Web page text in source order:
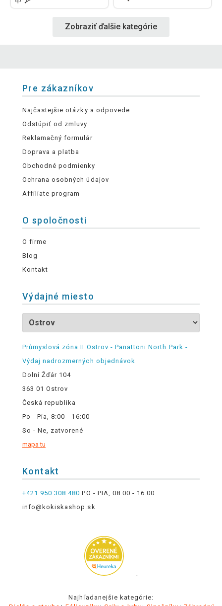
Zobraziť ďalšie kategórie
Pre zákazníkov
Najčastejšie otázky a odpovede
Odstúpiť od zmluvy
Reklamačný formulár
Doprava a platba
Obchodné podmienky
Ochrana osobných údajov
Affiliate program
O spoločnosti
O firme
Blog
Kontakt
Výdajné miesto
Průmyslová zóna II Ostrov - Panattoni North Park -
Výdaj nadrozmerných objednávok
Dolní Žďár 104
363 01 Ostrov
Česká republika
Po - Pia, 8:00 - 16:00
So - Ne, zatvorené
mapa tu
Kontakt
+421 950 308 480 PO - PIA, 08:00 - 16:00
info@kokiskashop.sk
.
Najhľadanejšie kategórie: